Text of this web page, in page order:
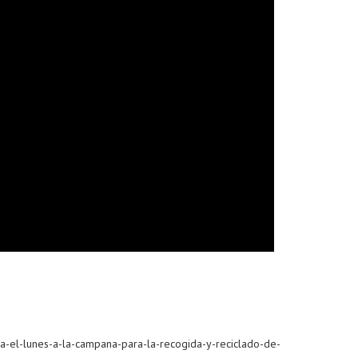
lunes-a-la-campana-para-la-recogida-y-reciclado-de-